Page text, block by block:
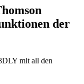
der
mit all den